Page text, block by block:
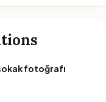
fotoğrafı